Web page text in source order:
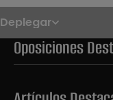
Deplegar
Noticias
Oposiciones
Convocatorias
Paso paso
OPE 2026
Oposiciones